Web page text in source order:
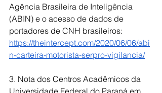
Agência Brasileira de Inteligência
(ABIN) e o acesso de dados de
portadores de CNH brasileiros:
https://theintercept.com/2020/06/06/abi
n-carteira-motorista-serpro-vigilancia/
3. Nota dos Centros Acadêmicos da
Universidade Federal do Paraná em